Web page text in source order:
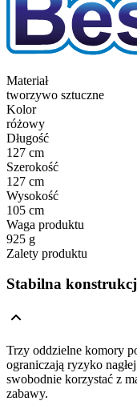
Materiał
tworzywo sztuczne
Kolor
różowy
Długość
127 cm
Szerokość
127 cm
Wysokość
105 cm
Waga produktu
925 g
Zalety produktu
Stabilna
Trzy oddzielne komory
ograniczają ryzyko
swobodnie korzystać z
zabawy.